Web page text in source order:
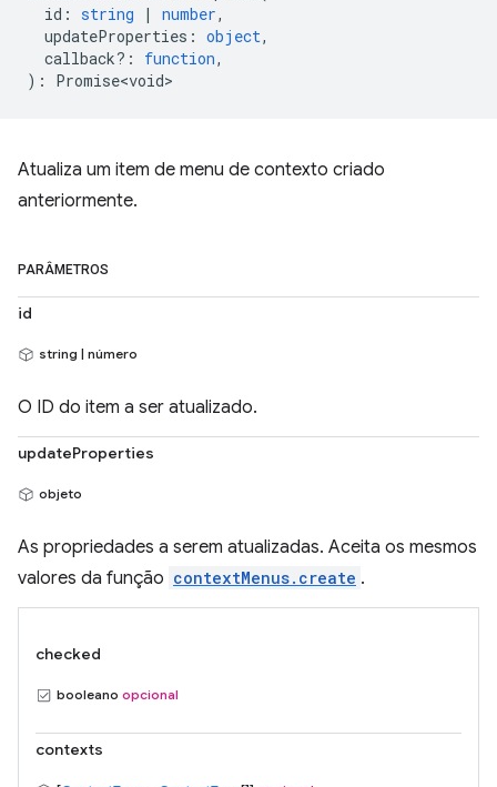
id : string | number,
updateProperties : object,
callback? : function,
) : Promise<void>
Atualiza um item de menu de contexto criado
anteriormente.
PARÂMETROS
id
string | número
O ID do item a ser atualizado.
updateProperties
objeto
As propriedades a serem atualizadas. Aceita os mesmos
valores da função contextMenus.create .
checked
booleano opcional
contexts